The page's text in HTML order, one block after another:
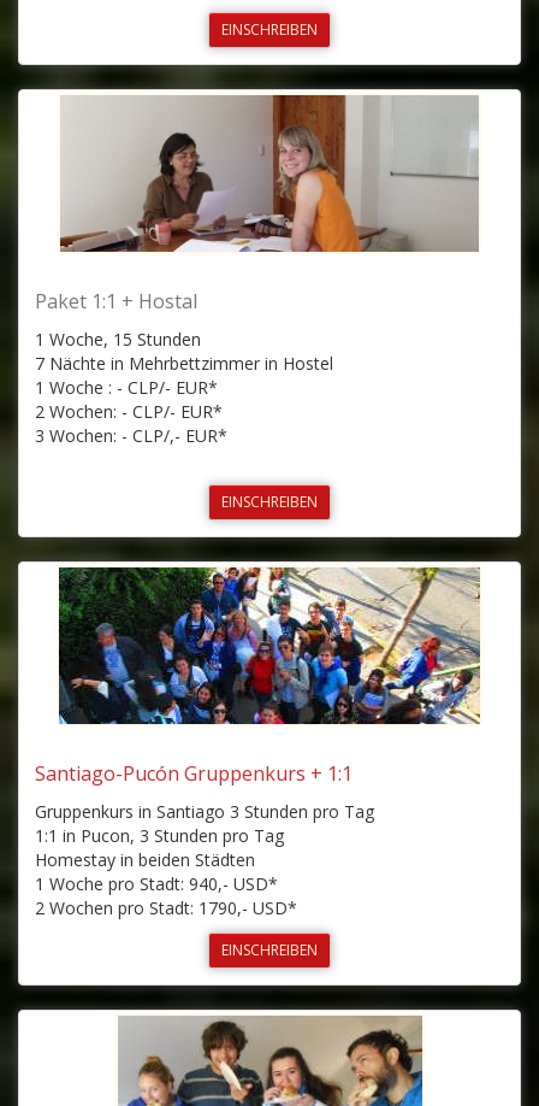
EINSCHREIBEN
Paket 1:1 + Hostal
1 Woche, 15 Stunden
7 Nächte in Mehrbettzimmer in Hostel
1 Woche : - CLP/- EUR*
2 Wochen: - CLP/- EUR*
3 Wochen: - CLP/,- EUR*
EINSCHREIBEN
Santiago-Pucón Gruppenkurs + 1:1
Gruppenkurs in Santiago 3 Stunden pro Tag
1:1 in Pucon, 3 Stunden pro Tag
Homestay in beiden Städten
1 Woche pro Stadt: 940,- USD*
2 Wochen pro Stadt: 1790,- USD*
EINSCHREIBEN